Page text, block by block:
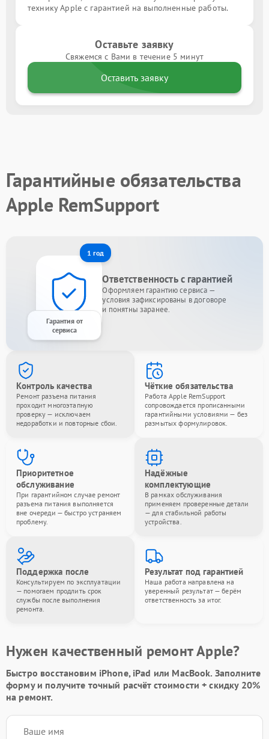
технику Apple с гарантией на выполненные работы.
Оставьте заявку
Свяжемся с Вами в течение 5 минут
Оставить заявку
Гарантийные обязательства
Apple RemSupport
1 год
Гарантия от
сервиса
Ответственность с гарантией
Оформляем гарантию сервиса —
условия зафиксированы в договоре
и понятны заранее.
Контроль качества
Ремонт разъема питания
проходит многоэтапную
проверку — исключаем
недоработки и повторные сбои.
Чёткие обязательства
Работа Apple RemSupport
сопровождается прописанными
гарантийными условиями — без
размытых формулировок.
Приоритетное
обслуживание
При гарантийном случае ремонт
разъема питания выполняется
вне очереди — быстро устраняем
проблему.
Надёжные
комплектующие
В рамках обслуживания
применяем проверенные детали
— для стабильной работы
устройства.
Поддержка после
Консультируем по эксплуатации
— помогаем продлить срок
службы после выполнения
ремонта.
Результат под гарантией
Наша работа направлена на
уверенный результат — берём
ответственность за итог.
Нужен качественный ремонт Apple?
Быстро восстановим iPhone, iPad или MacBook. Заполните
формуи получите точный расчёт стоимости +скидку 20%
на ремонт.